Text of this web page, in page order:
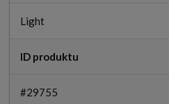
Light
ID produktu
#29755